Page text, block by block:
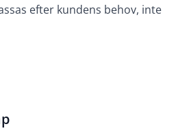
efter kundens behov, inte